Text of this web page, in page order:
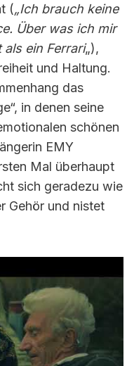
(„Ich brauch keine
Über was ich mir
ein Ferrari„),
und Haltung.
das
in denen seine
schönen
EMY
Mal überhaupt
sich geradezu wie
Gehör und nistet